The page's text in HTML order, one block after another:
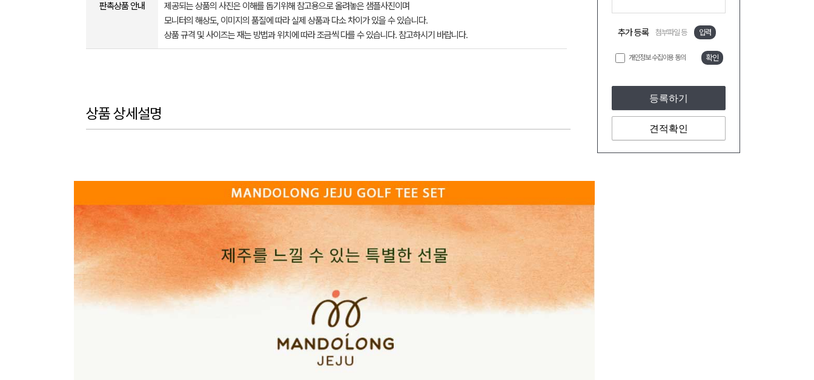
추가 등록 첨부파일 등 입력
개인정보 수집이용 동의 확인
등록하기
견적확인
판촉상품 안내
제공되는 상품의 사진은 이해를 돕기위해 참고용으로 올려놓은 샘플사진이며
모니터의 해상도, 이미지의 품질에 따라 실제 상품과 다소 차이가 있을 수 있습니다.
상품 규격 및 사이즈는 재는 방법과 위치에 따라 조금씩 다를 수 있습니다. 참고하시기 바랍니다.
상품 상세설명